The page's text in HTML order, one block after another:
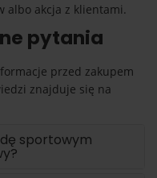
albo akcja z klientami.
pytania
przed zakupem
znajduje się na
sportowym